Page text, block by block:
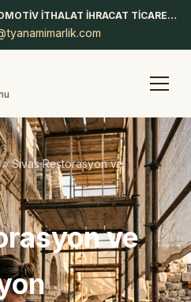
TYANA MİMARLIK İNŞAAT OTOMOTİV İTHALAT İHRACAT TİCARET LİMİTED ŞİRKETİ
Sivas Restorasyon ve
ve